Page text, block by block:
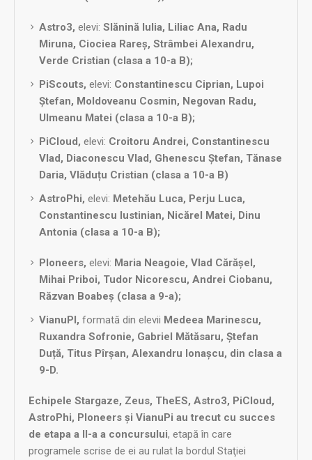
Astro3, elevi: Slănină Iulia, Liliac Ana, Radu
Miruna, Ciociea Rareș, Strâmbei Alexandru,
Verde Cristian (clasa a 10-a B);
PiScouts, elevi: Constantinescu Ciprian, Lupoi
Ștefan, Moldoveanu Cosmin, Negovan Radu,
Ulmeanu Matei (clasa a 10-a B);
PiCloud, elevi: Croitoru Andrei, Constantinescu
Vlad, Diaconescu Vlad, Ghenescu Ștefan, Tănase
Daria, Vlăduțu Cristian (clasa a 10-a B)
AstroPhi, elevi: Metehău Luca, Perju Luca,
Constantinescu Iustinian, Nicărel Matei, Dinu
Antonia (clasa a 10-a B);
PIoneers, elevi: Maria Neagoie, Vlad Cărășel,
Mihai Priboi, Tudor Nicorescu, Andrei Ciobanu,
Răzvan Boabeș (clasa a 9-a);
VianuPI, formată din elevii Medeea Marinescu,
Ruxandra Sofronie, Gabriel Mătăsaru, Ștefan
Duță, Titus Pîrșan, Alexandru Ionașcu, din clasa a
9-D.
Echipele Stargaze, Zeus, TheES, Astro3, PiCloud,
AstroPhi, PIoneers şi VianuPi au trecut cu succes
de etapa a II-a a concursului, etapă în care
programele scrise de ei au rulat la bordul Staţiei